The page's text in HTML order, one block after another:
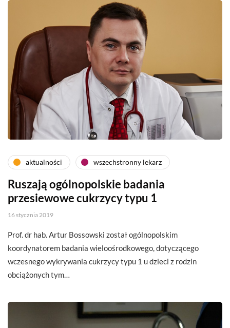
aktualności wszechstronny lekarz
Ruszają ogólnopolskie badania
przesiewowe cukrzycy typu 1
16 stycznia 2019
Prof. dr hab. Artur Bossowski został ogólnopolskim
koordynatorem badania wieloośrodkowego, dotyczącego
wczesnego wykrywania cukrzycy typu 1 u dzieci z rodzin
obciążonych tym…